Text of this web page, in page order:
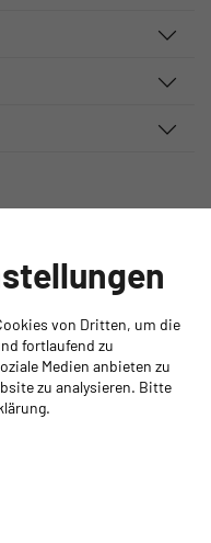
Zurück
zum
von Dritten, um die
fortlaufend zu
Medien anbieten zu
zu analysieren. Bitte